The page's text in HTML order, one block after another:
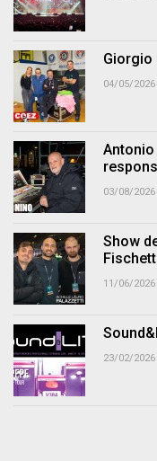
Giorgio
04/05/2026
Antonio
03/08/2026
Show
11/06/2026
23/02/2026